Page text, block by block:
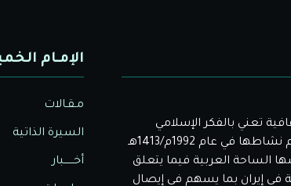
تعني بالفكر الإسلامي
الأصيل. بدأت دار الولاية للثقافة والإعلام نشاطها في عام 1992م/1413هـ
الساحة العربية فيما يتعلق
في إيران بما يسهم في إيصال
الإمـام
مـقـالات
السيرة الذاتية
أخــــــبار